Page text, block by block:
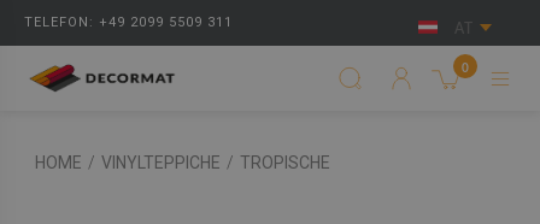
TELEFON: +49 2099 5509 311 AT
0
HOME / VINYLTEPPICHE / TROPISCHE